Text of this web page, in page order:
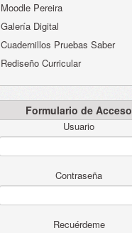
Moodle Pereira
Galería Digital
Cuadernillos Pruebas Saber
Rediseño Curricular
Formulario de Acceso
Usuario
Contraseña
Recuérdeme